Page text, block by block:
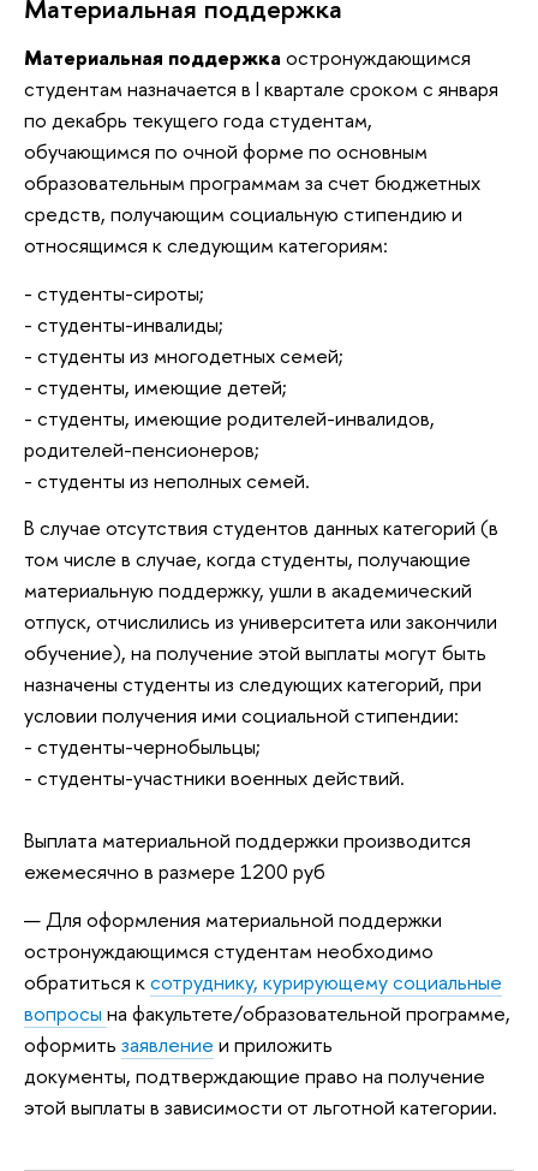
Материальная поддержка
Материальная поддержка остронуждающимся
студентам назначается в I квартале сроком с января
по декабрь текущего года студентам,
обучающимся по очной форме по основным
образовательным программам за счет бюджетных
средств, получающим социальную стипендию и
относящимся к следующим категориям:
- студенты-сироты;
- студенты-инвалиды;
- студенты из многодетных семей;
- студенты, имеющие детей;
- студенты, имеющие родителей-инвалидов,
родителей-пенсионеров;
- студенты из неполных семей.
В случае отсутствия студентов данных категорий (в
том числе в случае, когда студенты, получающие
материальную поддержку, ушли в академический
отпуск, отчислились из университета или закончили
обучение), на получение этой выплаты могут быть
назначены студенты из следующих категорий, при
условии получения ими социальной стипендии:
- студенты-чернобыльцы;
- студенты-участники военных действий.
Выплата материальной поддержки производится
ежемесячно в размере 1200 руб
Для оформления материальной поддержки
остронуждающимся студентам необходимо
обратиться ксотруднику, курирующему социальные
вопросы на факультете/образовательной программе,
оформить заявление и приложить
документы, подтверждающие право на получение
этой выплаты в зависимости от льготной категории.